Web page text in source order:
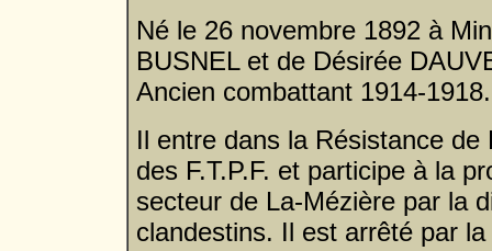
Né le 26 novembre 1892 à
BUSNEL et de Désirée
Ancien combattant 1914-1918.
Il entre dans la Résistance
des F.T.P.F. et participe à la
secteur de La-Mézière par la
clandestins. Il est arrêté par